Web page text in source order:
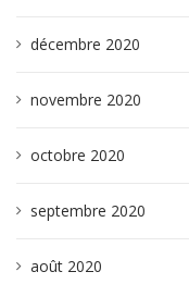
décembre 2020
novembre 2020
octobre 2020
septembre 2020
août 2020